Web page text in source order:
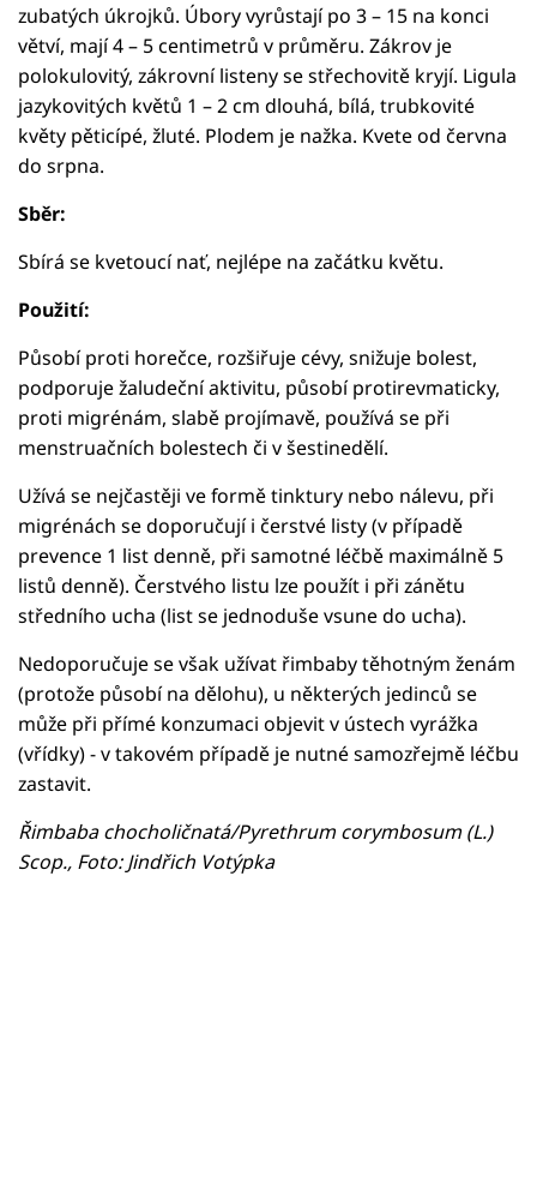
zubatých úkrojků. Úbory vyrůstají po 3 – 15 na konci
větví, mají 4 – 5 centimetrů v průměru. Zákrov je
polokulovitý, zákrovní listeny se střechovitě kryjí. Ligula
jazykovitých květů 1 – 2 cm dlouhá, bílá, trubkovité
květy pěticípé, žluté. Plodem je nažka. Kvete od června
do srpna.
Sběr:
Sbírá se kvetoucí nať, nejlépe na začátku květu.
Použití:
Působí proti horečce, rozšiřuje cévy, snižuje bolest,
podporuje žaludeční aktivitu, působí protirevmaticky,
proti migrénám, slabě projímavě, používá se při
menstruačních bolestech či v šestinedělí.
Užívá se nejčastěji ve formě tinktury nebo nálevu, při
migrénách se doporučují i čerstvé listy (v případě
prevence 1 list denně, při samotné léčbě maximálně 5
listů denně). Čerstvého listu lze použít i při zánětu
středního ucha (list se jednoduše vsune do ucha).
Nedoporučuje se však užívat řimbaby těhotným ženám
(protože působí na dělohu), u některých jedinců se
může při přímé konzumaci objevit v ústech vyrážka
(vřídky) - v takovém případě je nutné samozřejmě léčbu
zastavit.
Řimbaba chocholičnatá/Pyrethrum corymbosum (L.)
Scop., Foto: Jindřich Votýpka